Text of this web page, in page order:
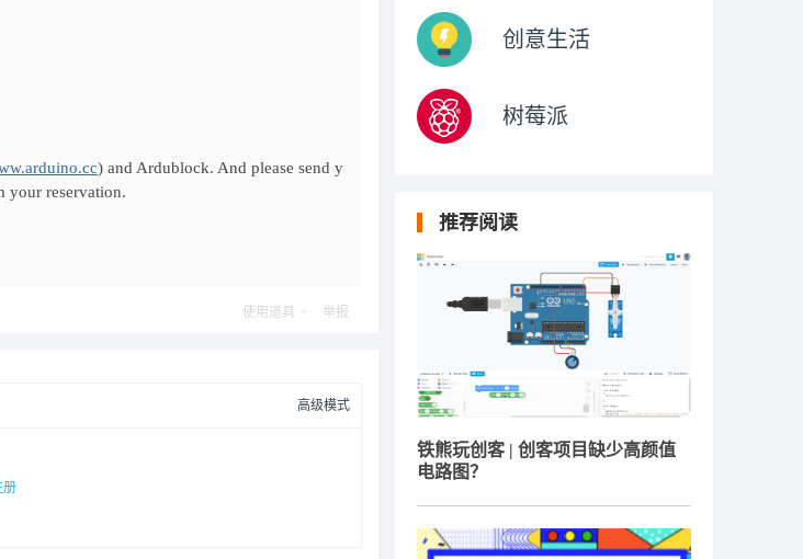
) and Ardublock. And please send y
your reservation.
使用道具 举报
高级模式
册
创意生活
树莓派
推荐阅读
铁熊玩创客 | 创客项目缺少高颜值
电路图？